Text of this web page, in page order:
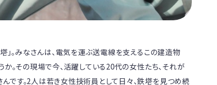
塔」。みなさんは、電気を運ぶ送電線を支えるこの建造物
。その現場で今、活躍している20代の女性たち、それが
です。2人は若き女性技術員として日々、鉄塔を見つめ続